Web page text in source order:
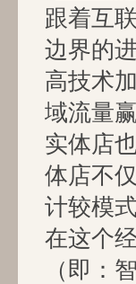
跟着互
边界的
高技术
域流量
实体店
体店不
计较模
在这个
（即：